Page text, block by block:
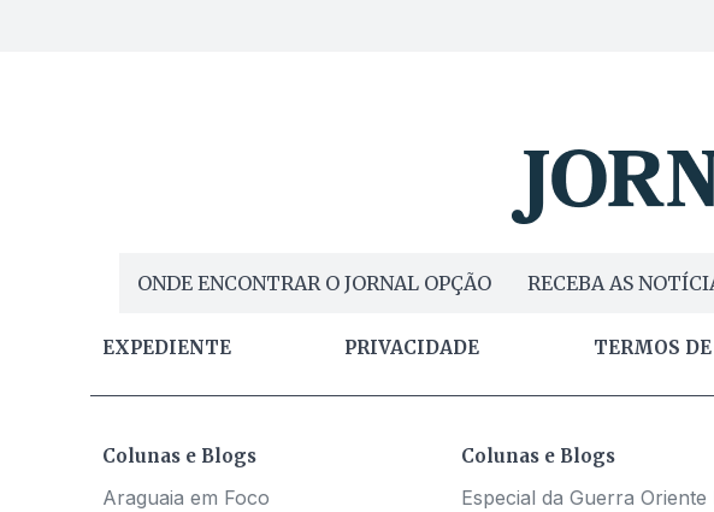
ONDE ENCONTRAR O JORNAL OPÇÃO RECEBA AS
EXPEDIENTE PRIVACIDADE TERMOS
Colunas e Blogs
Araguaia em Foco
Colunas e Blogs
Especial da Guerra Oriente